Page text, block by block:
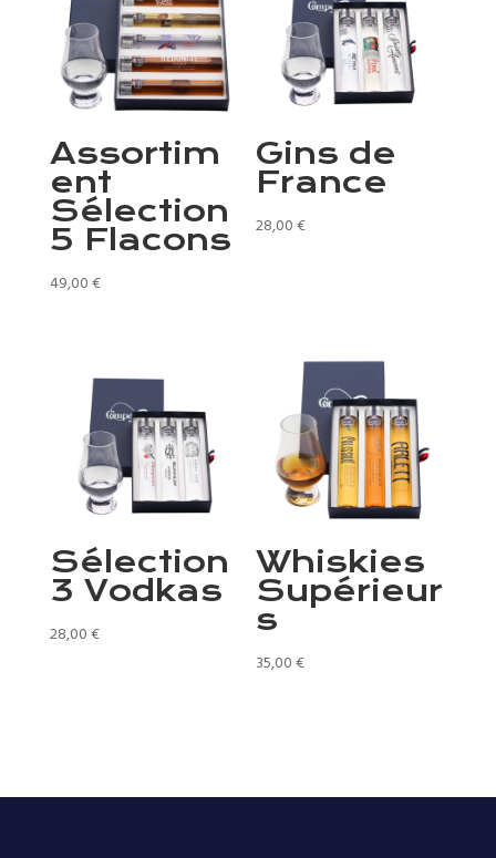
Assortim
ent
Sélection
5 Flacons
49,00€
Gins de
France
28,00€
Sélection
3 Vodkas
28,00€
Whiskies
Supérieur
s
35,00€